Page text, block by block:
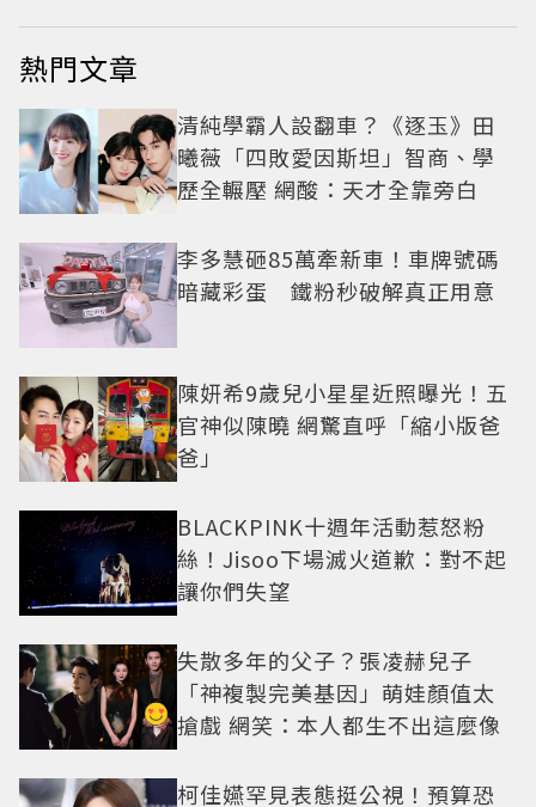
熱門文章
清純學霸人設翻車？《逐玉》田
曦薇「四敗愛因斯坦」智商、學
歷全輾壓 網酸：天才全靠旁白
李多慧砸85萬牽新車！車牌號碼
暗藏彩蛋 鐵粉秒破解真正用意
陳妍希9歲兒小星星近照曝光！五
官神似陳曉 網驚直呼「縮小版爸
爸」
BLACKPINK十週年活動惹怒粉
絲！Jisoo下場滅火道歉：對不起
讓你們失望
失散多年的父子？張凌赫兒子
「神複製完美基因」萌娃顏值太
搶戲 網笑：本人都生不出這麼像
柯佳嬿罕見表態挺公視！預算恐